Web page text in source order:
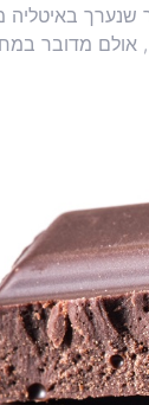
שנערך באיטליה
אולם מדובר